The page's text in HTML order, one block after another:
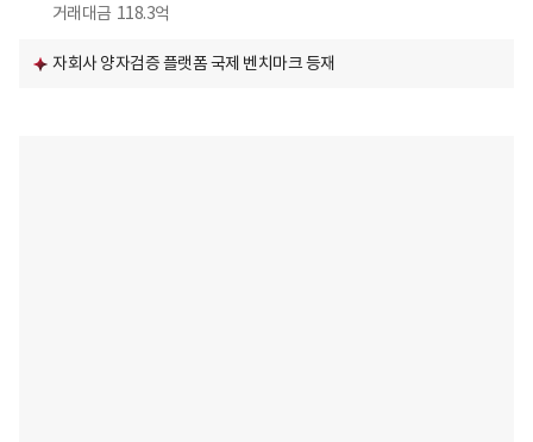
거래대금 118.3억
자회사 양자검증 플랫폼 국제 벤치마크 등재